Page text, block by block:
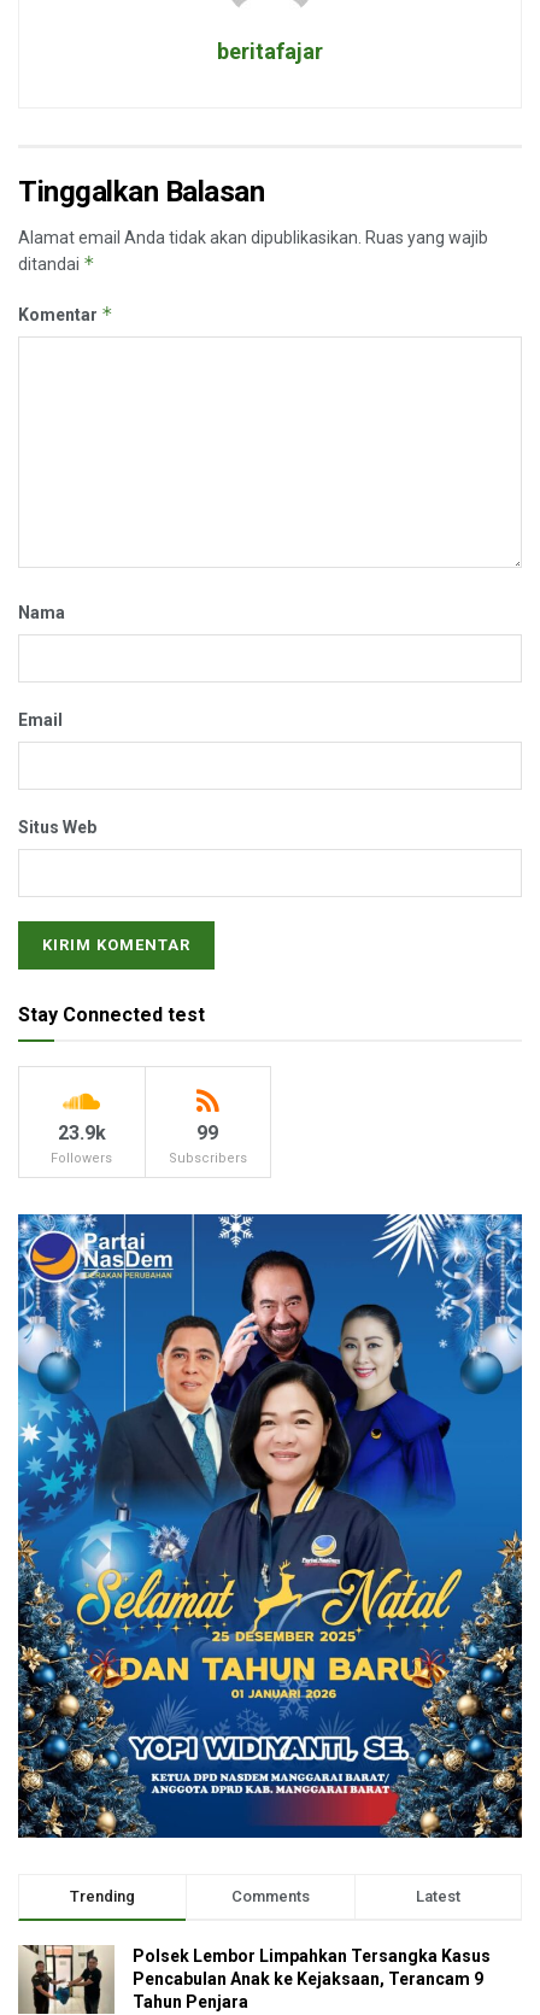
beritafajar
Tinggalkan Balasan
Alamat email Anda tidak akan dipublikasikan. Ruas yang wajib
ditandai *
Komentar *
Nama
Email
Situs Web
Stay Connected test
23.9k
Followers
99
Subscribers
Trending Comments Latest
Polsek Lembor Limpahkan Tersangka Kasus
Pencabulan Anak ke Kejaksaan, Terancam 9
Tahun Penjara